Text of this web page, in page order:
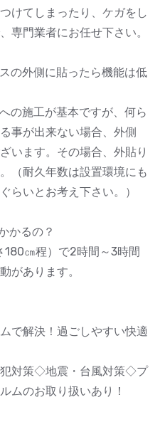
けてしまったり、ケガをし
専門業者にお任せ下さい。
の外側に貼ったら機能は低
の施工が基本ですが、何ら
事が出来ない場合、外側
います。その場合、外貼り
（耐久年数は設置環境にも
らいとお考え下さい。）
かるの？
㎝程）で2時間～3時間
があります。
で解決！過ごしやすい快適
対策◇地震・台風対策◇プ
ムのお取り扱いあり！